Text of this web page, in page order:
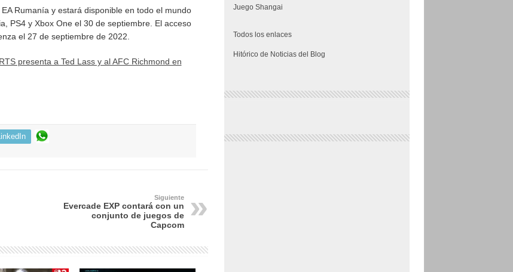
Rumanía y estará disponible en todo el mundo
PS4 y Xbox One el 30 de septiembre. El acceso
el 27 de septiembre de 2022.
presenta a Ted Lass y al AFC Richmond en
Siguiente
Evercade EXP contará con un
conjunto de juegos de
Capcom
Juego Shangai
Todos los enlaces
Hitórico de Noticias del Blog